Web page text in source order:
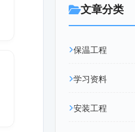
文章分类
保温工程
学习资料
安装工程